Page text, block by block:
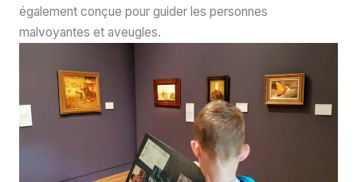
également conçue pour guider les personnes
malvoyantes et aveugles.